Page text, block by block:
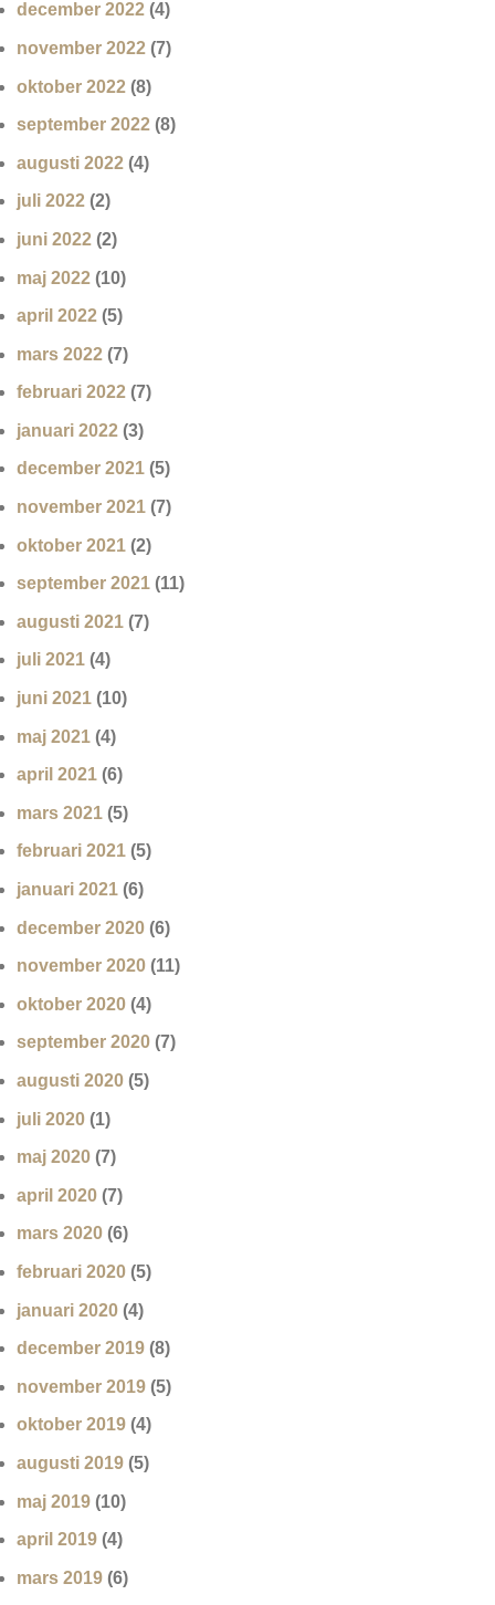
december 2022 (4)
november 2022 (7)
oktober 2022 (8)
september 2022 (8)
augusti 2022 (4)
juli 2022 (2)
juni 2022 (2)
maj 2022 (10)
april 2022 (5)
mars 2022 (7)
februari 2022 (7)
januari 2022 (3)
december 2021 (5)
november 2021 (7)
oktober 2021 (2)
september 2021 (11)
augusti 2021 (7)
juli 2021 (4)
juni 2021 (10)
maj 2021 (4)
april 2021 (6)
mars 2021 (5)
februari 2021 (5)
januari 2021 (6)
december 2020 (6)
november 2020 (11)
oktober 2020 (4)
september 2020 (7)
augusti 2020 (5)
juli 2020 (1)
maj 2020 (7)
april 2020 (7)
mars 2020 (6)
februari 2020 (5)
januari 2020 (4)
december 2019 (8)
november 2019 (5)
oktober 2019 (4)
augusti 2019 (5)
maj 2019 (10)
april 2019 (4)
mars 2019 (6)